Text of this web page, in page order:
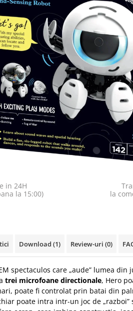
in 24H
la 15:00)
la
Download (1) Review-uri (0)
spectaculos care „aude” lumea din
trei microfoane directionale, Hero
poate fi controlat prin batai din
poate intra intr-un joc de „razboi”